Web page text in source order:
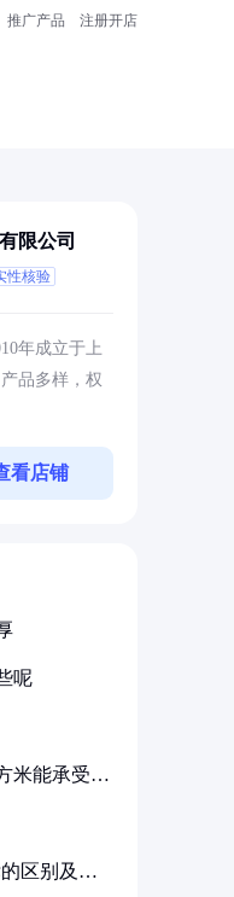
推广产品 注册开店
限公司
性核验
年成立于上
品多样，权
看店铺
呢
米能承受多
区别及其